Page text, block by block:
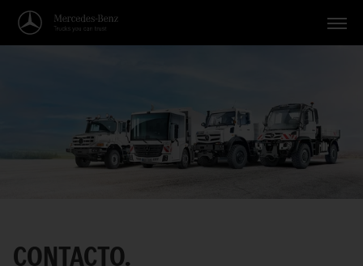
Temas
Español
CONTACTO.